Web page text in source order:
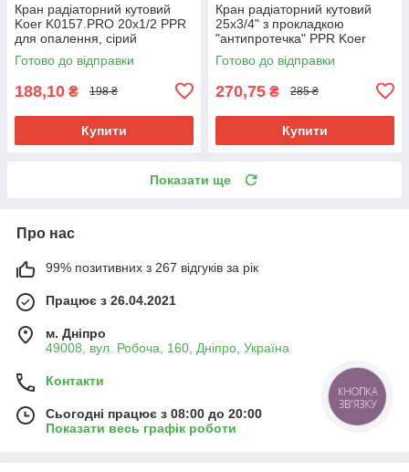
Кран радіаторний кутовий
Koer K0157.PRO 20x1/2 PPR
для опалення, сірий
(KP0201)
Готово до відправки
188,10 ₴ 198 ₴
Купити
Кран радіаторний кутовий
25x3/4" з прокладкою
"антипротечка" PPR Koer
K0162.PRO (KP0208)
Готово до відправки
270,75 ₴ 285 ₴
Купити
Показати ще
Про нас
99% позитивних з 267 відгуків за рік
Працює з 26.04.2021
м. Дніпро
49008, вул. Робоча, 160, Дніпро, Україна
Контакти
Сьогодні працює з 08:00 до 20:00
Показати весь графік роботи
КНОПКА
ЗВ'ЯЗКУ